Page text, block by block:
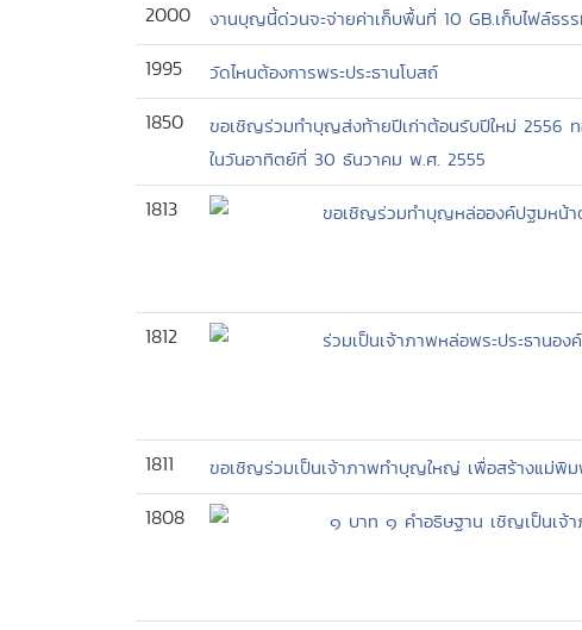
2000 งานบุญนี้ด่วนจะจ่ายค่าเก็บพื้นที่ 10 GB.เก็บไฟล์ธร
1995
วัดไหนต้องการพระประธานโบสถ์
1850
ขอเชิญร่วมทำบุญส่งท้ายปีเก่าต้อนรับปีใหม่ 2556
ในวันอาทิตย์ที่ 30 ธันวาคม พ.ศ. 2555
1813 ขอเชิญร่วมทำบุญหล่อองค์ปฐมหน้
1812 ร่วมเป็นเจ้าภาพหล่อพระประธาน
1811 ขอเชิญร่วมเป็นเจ้าภาพทำบุญใหญ่ เพื่อสร้างแม่พิ
1808
๑ บาท ๑ คำอธิษฐาน เชิญเป็นเจ้